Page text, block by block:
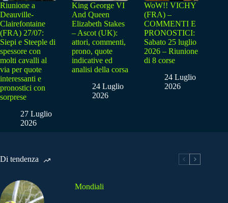
Riunione a
Deauville-
Clairefontaine
(FRA) 27/07:
Siepi e Steeple di
spessore con
molti cavalli al
via per quote
interessanti e
pronostici con
sorprese
27 Luglio
2026
King George VI
And Queen
Elizabeth Stakes
– Ascot (UK):
attori, commenti,
prono, quote
indicative ed
analisi della corsa
24 Luglio
2026
WoW!! VICHY
(FRA) –
COMMENTI E
PRONOSTICI:
Sabato 25 luglio
2026 – Riunione
di 8 corse
24 Luglio
2026
Di tendenza
Mondiali